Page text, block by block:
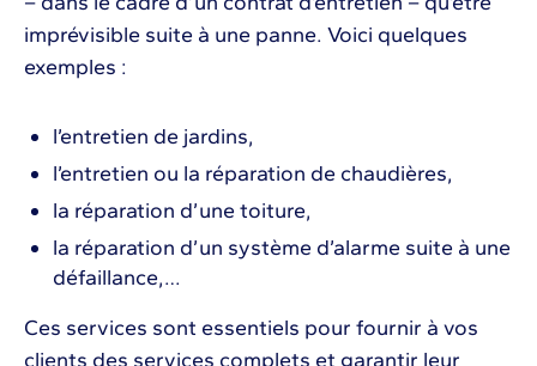
imprévisible suite à une panne. Voici quelques
exemples :
l’entretien de jardins,
l’entretien ou la réparation de chaudières,
la réparation d’une toiture,
la réparation d’un système d’alarme suite à une
défaillance,…
Ces services sont essentiels pour fournir à vos
clients des services complets et garantir leur